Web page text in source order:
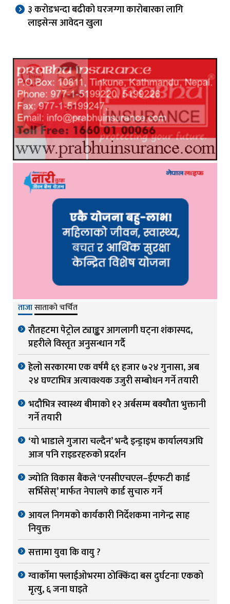
३ करोडभन्दा बढीको घरजग्गा कारोबारका लागि
लाइसेन्स आवेदन खुला
ताजासाताको चर्चित
रौतहटमा पेट्रोल ट्याङ्कर आगलागी घट्ना शंकास्पद,
प्रहरीले विस्तृत अनुसन्धान गर्दै
हेलो सरकारमा एक वर्षमै ६९ हजार ७२४ गुनासा, अब
२४ घण्टाभित्र अत्यावश्यक उजुरी सम्बोधन गर्ने तयारी
भदौभित्र स्वास्थ्य बीमाको १२ अर्बसम्म बक्यौता भुक्तानी
गर्ने तयारी
‘यो भाडाले गुजारा चल्दैन’ भन्दै इन्ड्राइभ कार्यालयअघि
आज पनि राइडरहरुको प्रदर्शन
ज्योति विकास बैंकले ‘एनसीएचएल–ईएफटी कार्ड
सर्भिसेस्’ मार्फत नेपालपे कार्ड सुचारु गर्ने
आयल निगमको कार्यकारी निर्देशकमा नागेन्द्र साह
नियुक्त
सत्तामा युवा कि वायु ?
ग्वार्काेमा फ्लाईओभरमा ठोक्किंदा बस दुर्घटनाः एकको
मृत्यु, ६ जना घाइते